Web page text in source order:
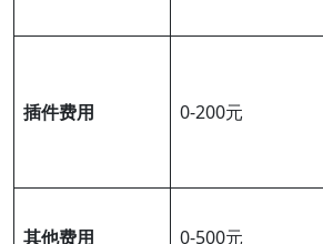
插件费用 0-200元
其他费用 0-500元